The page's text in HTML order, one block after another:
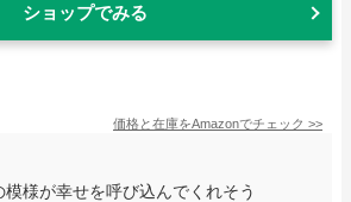
ショップでみる
価格と在庫をAmazonでチェック >>
様が幸せを呼び込んでくれそう